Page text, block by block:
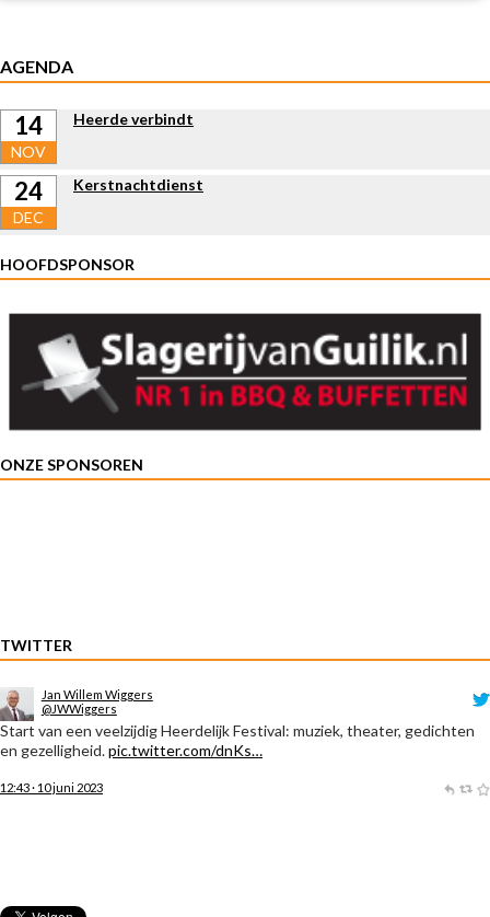
AGENDA
14
NOV
Heerde verbindt
24
DEC
Kerstnachtdienst
HOOFDSPONSOR
ONZE SPONSOREN
TWITTER
Jan Willem Wiggers
@JWWiggers
Start van een veelzijdig Heerdelijk Festival: muziek, theater, gedichten
en gezelligheid.pic.twitter.com/dnKs…
12:43 · 10 juni 2023